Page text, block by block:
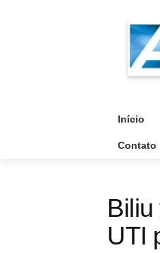
Início
Contato
UTI